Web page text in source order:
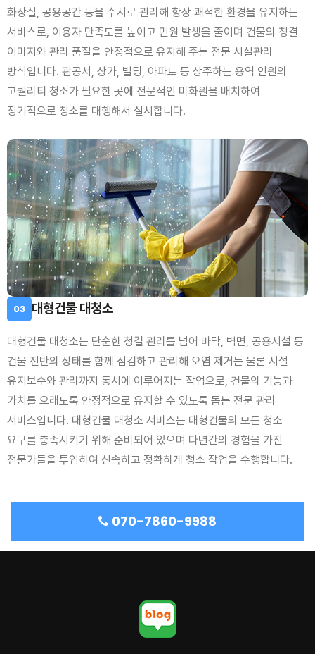
화장실, 공용공간 등을 수시로 관리해 항상 쾌적한 환경을 유지하는
서비스로, 이용자 만족도를 높이고 민원 발생을 줄이며 건물의 청결
이미지와 관리 품질을 안정적으로 유지해 주는 전문 시설관리
방식입니다. 관공서, 상가, 빌딩, 아파트 등 상주하는 용역 인원의
고퀄리티 청소가 필요한 곳에 전문적인 미화원을 배치하여
정기적으로 청소를 대행해서 실시합니다.
03 대형건물 대청소
대형건물 대청소는 단순한 청결 관리를 넘어 바닥, 벽면, 공용시설 등
건물 전반의 상태를 함께 점검하고 관리해 오염 제거는 물론 시설
유지보수와 관리까지 동시에 이루어지는 작업으로, 건물의 기능과
가치를 오래도록 안정적으로 유지할 수 있도록 돕는 전문 관리
서비스입니다. 대형건물 대청소 서비스는 대형건물의 모든 청소
요구를 충족시키기 위해 준비되어 있으며 다년간의 경험을 가진
전문가들을 투입하여 신속하고 정확하게 청소 작업을 수행합니다.
070-7860-9988